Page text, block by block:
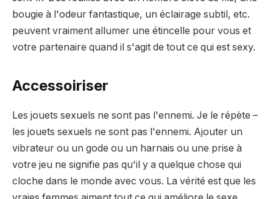
bougie à l'odeur fantastique, un éclairage subtil, etc.
peuvent vraiment allumer une étincelle pour vous et
votre partenaire quand il s'agit de tout ce qui est sexy.
Accessoiriser
Les jouets sexuels ne sont pas l'ennemi. Je le répète –
les jouets sexuels ne sont pas l'ennemi. Ajouter un
vibrateur ou un gode ou un harnais ou une prise à
votre jeu ne signifie pas qu'il y a quelque chose qui
cloche dans le monde avec vous. La vérité est que les